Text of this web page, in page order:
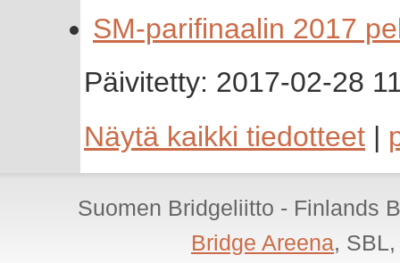
SM-parifinaalin 2017
Päivitetty: 2017-02-28
Näytä kaikki tiedotteet |
Suomen Bridgeliitto - Finlands
Bridge Areena,